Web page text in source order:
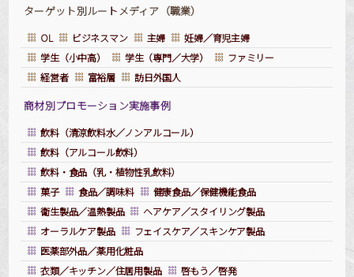
ターゲット別ルー トメディア（職業）
OL ビジネスマン 主婦
妊婦／育児主婦
学生（小中高）
学生（専門／大学）
ファミリー
経営者
富裕層 訪日外国人
商材別プロモーション実施事例
飲料（清涼飲料水／ノンアルコール）
飲料（アルコール飲料）
飲料・食品（乳・植物性乳飲料）
菓子
食品／調味料
健康食品／保健機能食品
衛生製品／温熱製品
ヘアケア／スタイリング製品
オーラルケア製品
フェイスケア／スキンケア製品
医薬部外品／薬用化粧品
衣類／キッチン／住居用製品
啓もう／啓発